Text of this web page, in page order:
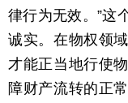
律行为无效。”这
诚实。在物权领
才能正当地行使
障财产流转的正